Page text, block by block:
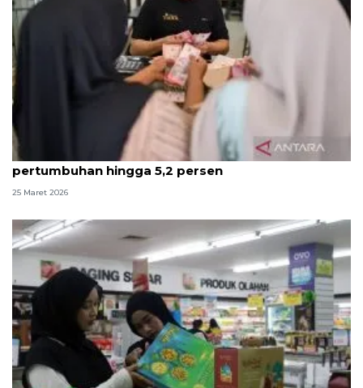
INDEF prediksi momen Lebaran dorong
pertumbuhan hingga 5,2 persen
25 Maret 2026